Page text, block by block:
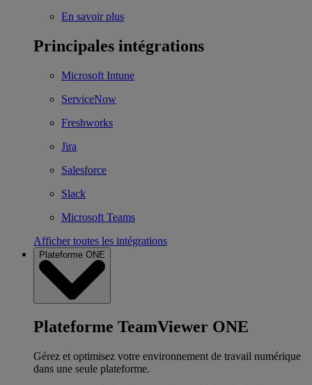
En savoir plus
Principales intégrations
Microsoft Intune
ServiceNow
Freshworks
Jira
Salesforce
Slack
Microsoft Teams
Afficher toutes les intégrations
Plateforme ONE
Plateforme TeamViewer ONE
Gérez et optimisez votre environnement de travail numérique
dans une seule plateforme.